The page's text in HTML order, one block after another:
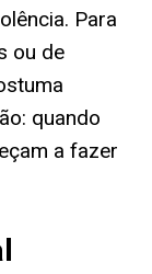
Para
ou de
quando
a fazer